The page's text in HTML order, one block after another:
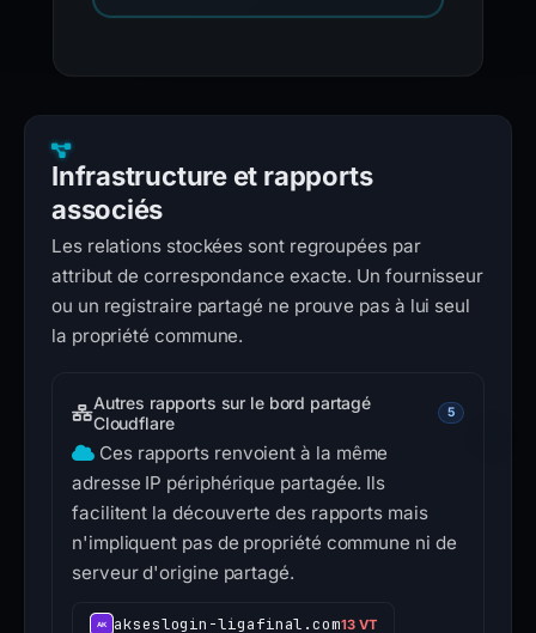
Infrastructure et rapports
associés
Les relations stockées sont regroupées par
attribut de correspondance exacte. Un fournisseur
ou un registraire partagé ne prouve pas à lui seul
la propriété commune.
Autres rapports sur le bord partagé
Cloudflare
5
Ces rapports renvoient à la même
adresse IP périphérique partagée. Ils
facilitent la découverte des rapports mais
n'impliquent pas de propriété commune ni de
serveur d'origine partagé.
akseslogin-ligafinal.com13 VT